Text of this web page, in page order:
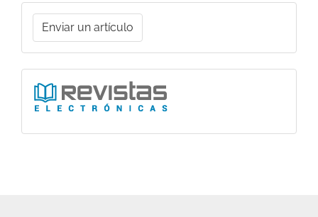
Enviar
un
artículo
Enviar un artículo
Ligas